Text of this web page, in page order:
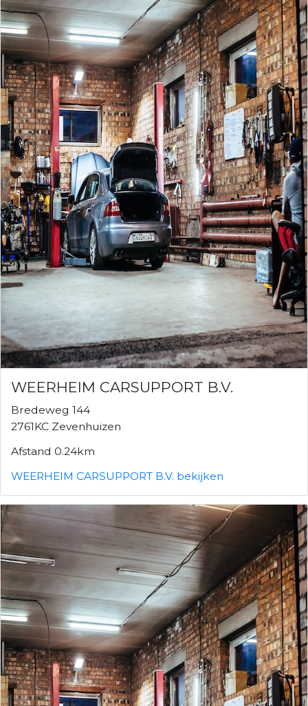
WEERHEIM CARSUPPORT B.V.
Bredeweg 144
2761KC Zevenhuizen
Afstand 0.24km
WEERHEIM CARSUPPORT B.V. bekijken